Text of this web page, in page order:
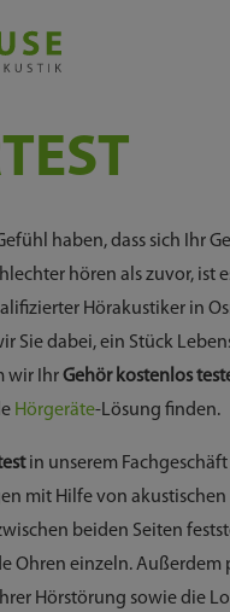
haben, dass sich Ihr
hören als zuvor, ist
Hörakustiker in
Sie dabei, ein Stück
wir IhrGehör kostenlos
Hörgeräte-Lösung finden.
in unserem
mit Hilfe von akustischen
beiden Seiten
Ohren einzeln. Außerdem
Hörstörung sowie die